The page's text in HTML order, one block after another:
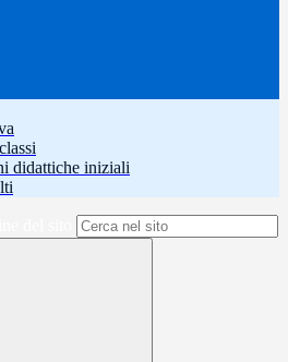
didattiche iniziali